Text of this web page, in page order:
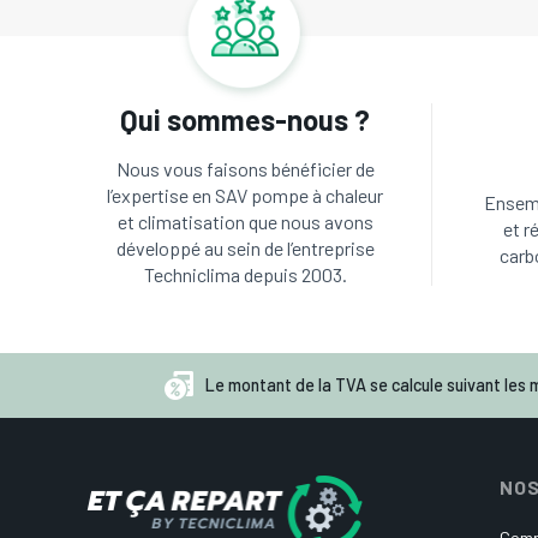
Qui sommes-nous ?
Nous vous faisons bénéficier de
l’expertise en SAV pompe à chaleur
et climatisation que nous avons
développé au sein de l’entreprise
Techniclima depuis 2003.
et
Le montant de la TVA se calcule suivant